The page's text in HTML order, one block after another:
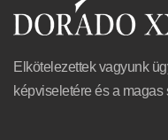
Elkötelezettek vagyunk
képviseletére és a